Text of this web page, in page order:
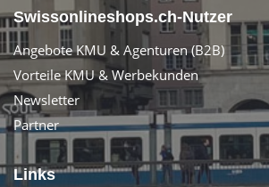
Swissonlineshops.ch-Nutzer
Angebote KMU & Agenturen (B2B)
Vorteile KMU & Werbekunden
Newsletter
Partner
Links